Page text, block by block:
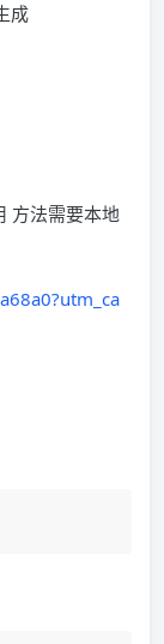
成
方法需要本地